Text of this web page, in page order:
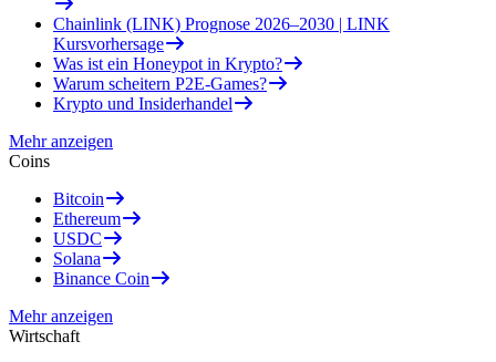
Chainlink (LINK) Prognose 2026–2030 | LINK
Kursvorhersage
Was ist ein Honeypot in Krypto?
Warum scheitern P2E-Games?
Krypto und Insiderhandel
Mehr anzeigen
Coins
Bitcoin
Ethereum
USDC
Solana
Binance Coin
Mehr anzeigen
Wirtschaft